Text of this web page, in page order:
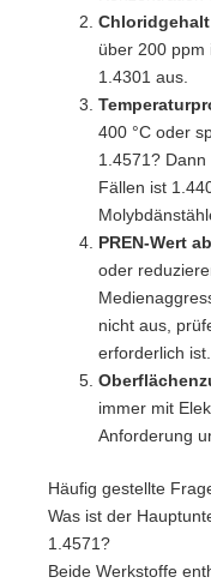
über 200 ppm
1.4301 aus.
400 °C oder
1.4571?
Fällen ist
PREN-Wert
oder
nicht aus,
erforderlich ist.
immer mit
Anforderung
Häufig gestellte
Was ist der
1.4571?
Beide Werkstoffe